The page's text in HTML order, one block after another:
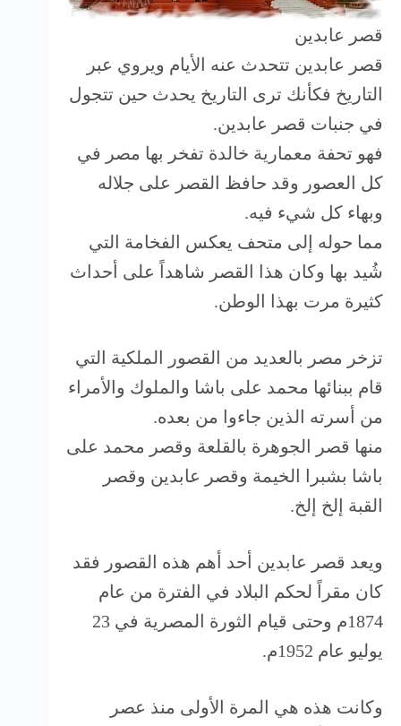
قصر عابدين
قصر عابدين تتحدث عنه الأيام ويروي عبر
التاريخ فكأنك ترى التاريخ يحدث حين تتجول
في جنبات قصر عابدين.
فهو تحفة معمارية خالدة تفخر بها مصر في
كل العصور وقد حافظ القصر على جلاله
وبهاء كل شيء فيه.
مما حوله إلى متحف يعكس الفخامة التي
شُيد بها وكان هذا القصر شاهداً على أحداث
كثيرة مرت بهذا الوطن.
تزخر مصر بالعديد من القصور الملكية التي
قام ببنائها محمد على باشا والملوك والأمراء
من أسرته الذين جاءوا من بعده.
منها قصر الجوهرة بالقلعة وقصر محمد على
باشا بشبرا الخيمة وقصر عابدين وقصر
القبة إلخ إلخ.
ويعد قصر عابدين أحد أهم هذه القصور فقد
كان مقراً لحكم البلاد في الفترة من عام
1874م وحتى قيام الثورة المصرية في 23
يوليو عام 1952م.
وكانت هذه هي المرة الأولى منذ عصر